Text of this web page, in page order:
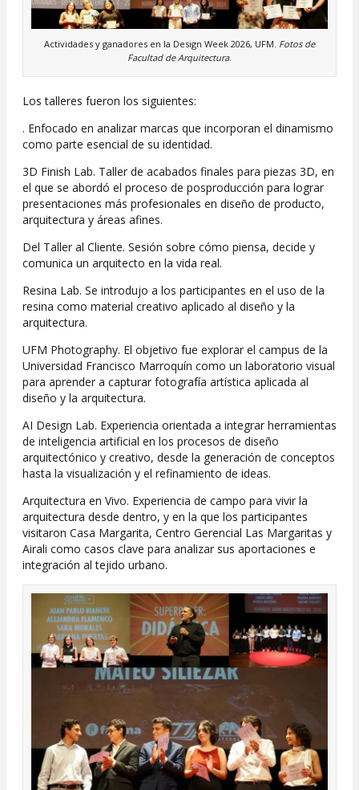
Actividades y ganadores en la Design Week 2026, UFM. Fotos de
Facultad de Arquitectura.
Los talleres fueron los siguientes:
. Enfocado en analizar marcas que incorporan el dinamismo
como parte esencial de su identidad.
3D Finish Lab. Taller de acabados finales para piezas 3D, en
el que se abordó el proceso de posproducción para lograr
presentaciones más profesionales en diseño de producto,
arquitectura y áreas afines.
Del Taller al Cliente. Sesión sobre cómo piensa, decide y
comunica un arquitecto en la vida real.
Resina Lab. Se introdujo a los participantes en el uso de la
resina como material creativo aplicado al diseño y la
arquitectura.
UFM Photography. El objetivo fue explorar el campus de la
Universidad Francisco Marroquín como un laboratorio visual
para aprender a capturar fotografía artística aplicada al
diseño y la arquitectura.
AI Design Lab. Experiencia orientada a integrar herramientas
de inteligencia artificial en los procesos de diseño
arquitectónico y creativo, desde la generación de conceptos
hasta la visualización y el refinamiento de ideas.
Arquitectura en Vivo. Experiencia de campo para vivir la
arquitectura desde dentro, y en la que los participantes
visitaron Casa Margarita, Centro Gerencial Las Margaritas y
Airali como casos clave para analizar sus aportaciones e
integración al tejido urbano.